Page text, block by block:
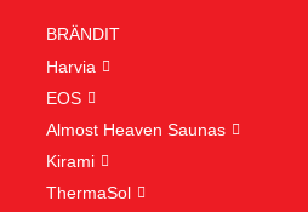
BRÄNDIT
Harvia
EOS
Almost Heaven Saunas
Kirami
ThermaSol